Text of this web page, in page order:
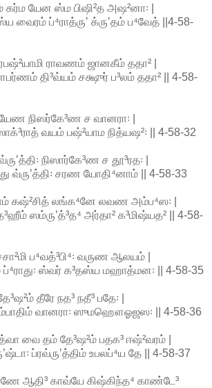
கர்ம யேன ஸ்ம பிஷி²த அஷ²னா꞉ |
வைரம் ப்⁴ராத்ருʼ க்ருʼதம் ப⁴வேத் ||4-58-
ராவணம் ஜானகீம் ததா² |
தி³வ்யம் சக்ஷுர் ப³லம் ததா² || 4-58-
நிஸர்கே³ண ச வானரா꞉ |
வயம் பஷ்²யாம நித்யஷ²꞉ || 4-58-32
நிஸார்கே³ண ச தூ³ரத꞉ |
வ்ருʼத்தி꞉ சரண யோதி⁴னாம் || 4-58-33
கஷ்²சித் லங்க⁴னே லவண அம்ப⁴ஸ꞉ |
ஸம்ருʼத்³த⁴ அர்தா² க³மிஷ்யத² || 4-58-
ப⁴வத்³பி⁴꞉ வருண ஆலயம் |
ப்⁴ராது꞉ ஸ்வர் க³தஸ்ய மஹாத்மன꞉ || 4-58-35
தீரே நத³ நதீ³ பதே꞉ |
வானரா꞉ ஸுமஹௌஓஜஸ꞉ || 4-58-36
வை தம் தே³ஷ²ம் பதக³ ஈஷ்²வரம் |
ப்ரவ்ருʼத்திம் உபலப்⁴ய தே || 4-58-37
ஆதி³ காவ்யே கிஷ்கிந்த⁴ காண்டே³